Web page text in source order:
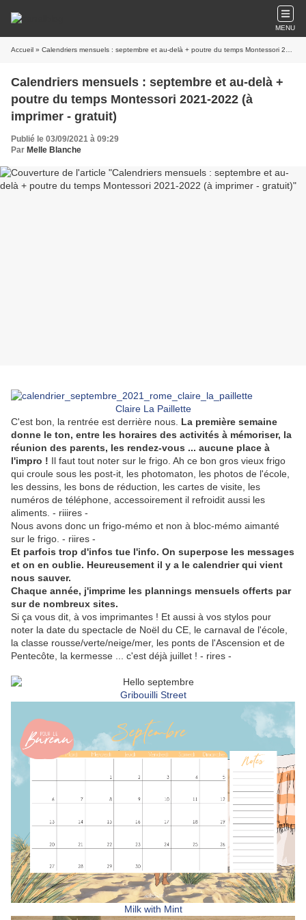
MENU
Accueil » Calendriers mensuels : septembre et au-delà + poutre du temps Montessori 2021-2022 (à imprimer - gratuit)
Calendriers mensuels : septembre et au-delà +
poutre du temps Montessori 2021-2022 (à
imprimer - gratuit)
Publié le 03/09/2021 à 09:29
Par Melle Blanche
Claire La Paillette
C'est bon, la rentrée est derrière nous. La première semaine
donne le ton, entre les horaires des activités à mémoriser, la
réunion des parents, les rendez-vous ... aucune place à
l'impro ! Il faut tout noter sur le frigo. Ah ce bon gros vieux frigo
qui croule sous les post-it, les photomaton, les photos de l'école,
les dessins, les bons de réduction, les cartes de visite, les
numéros de téléphone, accessoirement il refroidit aussi les
aliments. - riiires -
Nous avons donc un frigo-mémo et non à bloc-mémo aimanté
sur le frigo. - riires -
Et parfois trop d'infos tue l'info. On superpose les messages
et on en oublie. Heureusement il y a le calendrier qui vient
nous sauver.
Chaque année, j'imprime les plannings mensuels offerts par
sur de nombreux sites.
Si ça vous dit, à vos imprimantes ! Et aussi à vos stylos pour
noter la date du spectacle de Noël du CE, le carnaval de l'école,
la classe rousse/verte/neige/mer, les ponts de l'Ascension et de
Pentecôte, la kermesse ... c'est déjà juillet ! - rires -
Gribouilli Street
Milk with Mint